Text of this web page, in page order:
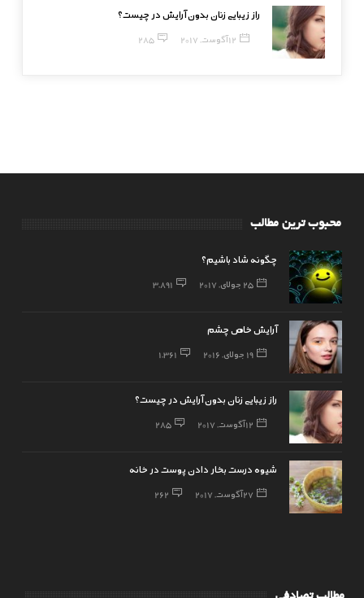
راز زیبایی زنان بدون آرایش در چیست؟
12 آگوست, 2017 285
محبوب ترین مطالب
چگونه شاد باشیم؟
25 جولای, 2017 3,891
آرایش خاص چشم
19 جولای, 2016 1,361
راز زیبایی زنان بدون آرایش در چیست؟
12 آگوست, 2017 285
شیوه درست بخار دادن پوست در خانه
27 آگوست, 2017 262